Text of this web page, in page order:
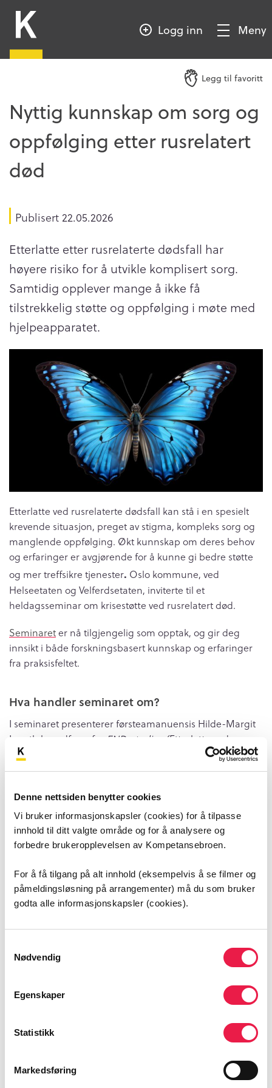
Denne nettsiden benytter cookies
Vi bruker informasjonskapsler (cookies) for å tilpasse
innhold til ditt valgte område og for å analysere og
forbedre brukeropplevelsen av Kompetansebroen.
For å få tilgang på alt innhold (eksempelvis å se filmer og
påmeldingsløsning på arrangementer) må du som bruker
godta alle informasjonskapsler (cookies).
Nødvendig
Egenskaper
Statistikk
Markedsføring
HOVEDINNHOLD
KompetansebroenLogg inn
Vis/SkjulMeny
Legg til favoritt
Nyttig kunnskap om sorg og
oppfølging etter rusrelatert
død
Publisert 22.05.2026
Etterlatte etter rusrelaterte dødsfall har
høyere risiko for å utvikle komplisert sorg.
Samtidig opplever mange å ikke få
tilstrekkelig støtte og oppfølging i møte med
hjelpeapparatet.
Etterlatte ved rusrelaterte dødsfall kan stå i en spesielt
krevende situasjon, preget av stigma, kompleks sorg og
manglende oppfølging. Økt kunnskap om deres behov
og erfaringer er avgjørende for å kunne gi bedre støtte
og mer treffsikre tjenester. Oslo kommune, ved
Helseetaten og Velferdsetaten, inviterte til et
heldagsseminar om krisestøtte ved rusrelatert død.
Seminareter nå tilgjengelig som opptak, og gir deg
innsikt i både forskningsbasert kunnskap og erfaringer
fra praksisfeltet.
Hva handler seminaret om?
I seminaret presenterer førsteamanuensis Hilde-Margit
Løseth hovedfunn fra
END-studien
(Etterlatte ved
narkotikarelatert død) ved Høgskulen på Vestlandet.
forlenget sorg og utsatt sorg
hvilke reaksjoner etterlatte kan ha
Seminaret gir også innsikt i hvordan ulike aktører
samarbeider om tematikken, blant annet:
Oslo kommune
ideelle organisasjoner
Opptaket er særlig nyttig for ansatte som møter
kriseteam